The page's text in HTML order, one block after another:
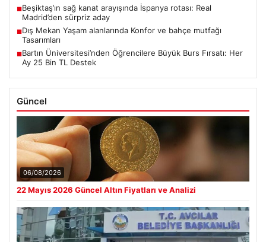
■Beşiktaş’ın sağ kanat arayışında İspanya rotası: Real
Madrid’den sürpriz aday
■Dış Mekan Yaşam alanlarında Konfor ve bahçe mutfağı
Tasarımları
■Bartın Üniversitesi’nden Öğrencilere Büyük Burs Fırsatı: Her
Ay 25 Bin TL Destek
Güncel
06/08/2026
22 Mayıs 2026 Güncel Altın Fiyatları ve Analizi